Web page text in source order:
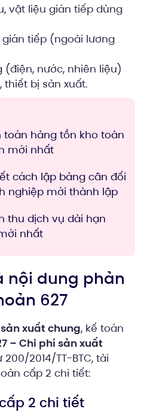
vật liệu gián tiếp dùng
tiếp (ngoài lương
(điện, nước, nhiên liệu)
bị sản xuất.
toán hàng tồn kho toàn
mới nhất
cách lập bảng cân đối
nghiệp mới thành lập
thu dịch vụ dài hạn
nhất
nội dung phản
627
xuất chung, kế toán
– Chi phí sản xuất
2014/TT-BTC, tài
cấp 2 chi tiết:
2 chi tiết